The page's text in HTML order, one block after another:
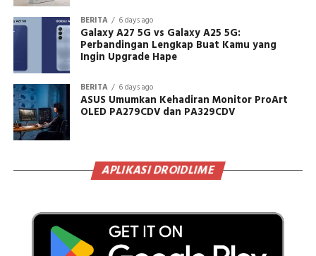
BERITA 6 days ago
Galaxy A27 5G vs Galaxy A25 5G:
Perbandingan Lengkap Buat Kamu yang
Ingin Upgrade Hape
BERITA 6 days ago
ASUS Umumkan Kehadiran Monitor ProArt
OLED PA279CDV dan PA329CDV
APLIKASI DROIDLIME